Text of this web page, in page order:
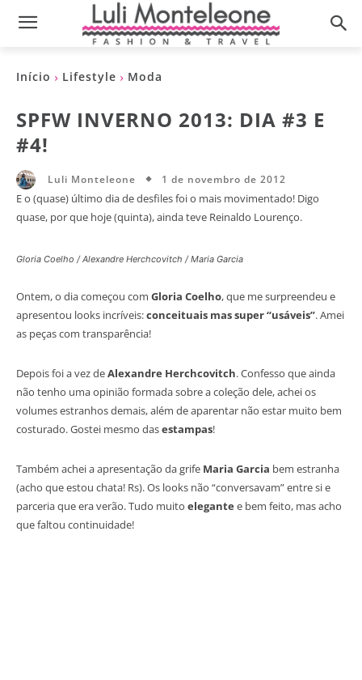
Início Lifestyle Moda
SPFW INVERNO 2013: DIA #3 E
#4!
Luli Monteleone 1 de novembro de 2012
E o (quase) último dia de desfiles foi o mais movimentado! Digo
quase, por que hoje (quinta), ainda teve Reinaldo Lourenço.
Gloria Coelho / Alexandre Herchcovitch / Maria Garcia
Ontem, o dia começou com Gloria Coelho, que me surpreendeu e
apresentou looks incríveis:conceituais mas super “usáveis”. Amei
as peças com transparência!
Depois foi a vez deAlexandre Herchcovitch. Confesso que ainda
não tenho uma opinião formada sobre a coleção dele, achei os
volumes estranhos demais, além de aparentar não estar muito bem
costurado. Gostei mesmo dasestampas!
Também achei a apresentação da grife Maria Garcia bem estranha
(acho que estou chata! Rs). Os looks não “conversavam” entre si e
parceria que era verão. Tudo muito elegante e bem feito, mas acho
que faltou continuidade!